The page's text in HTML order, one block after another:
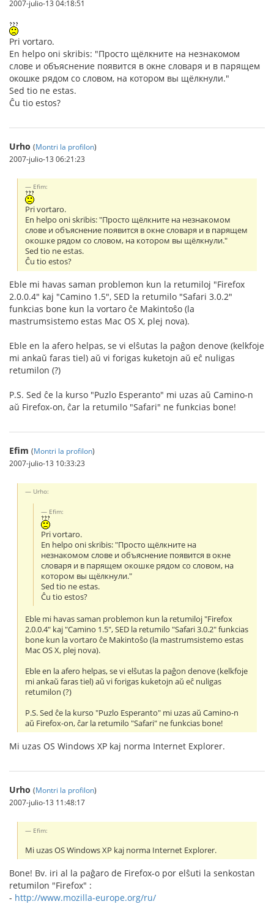
2007-julio-13 04:18:51
Pri vortaro.
En helpo oni skribis: "Просто щёлкните на незнакомом
слове и объяснение появится в окне словаря и в парящем
окошке рядом со словом, на котором вы щёлкнули."
Sed tio ne estas.
Ĉu tio estos?
Urho (Montri la profilon)
2007-julio-13 06:21:23
Efim:
Pri vortaro.
En helpo oni skribis: "Просто щёлкните на незнакомом
слове и объяснение появится в окне словаря и в парящем
окошке рядом со словом, на котором вы щёлкнули."
Sed tio ne estas.
Ĉu tio estos?
Eble mi havas saman problemon kun la retumiloj "Firefox
2.0.0.4" kaj "Camino 1.5", SED la retumilo "Safari 3.0.2"
funkcias bone kun la vortaro ĉe Makintoŝo (la
mastrumsistemo estas Mac OS X, plej nova).
Eble en la afero helpas, se vi elŝutas la paĝon denove (kelkfoje
mi ankaŭ faras tiel) aŭ vi forigas kuketojn aŭ eĉ nuligas
retumilon (?)
P.S. Sed ĉe la kurso "Puzlo Esperanto" mi uzas aŭ Camino-n
aŭ Firefox-on, ĉar la retumilo "Safari" ne funkcias bone!
Efim (Montri la profilon)
2007-julio-13 10:33:23
Urho:
Efim:
Pri vortaro.
En helpo oni skribis: "Просто щёлкните на
незнакомом слове и объяснение появится в окне
словаря и в парящем окошке рядом со словом, на
котором вы щёлкнули."
Sed tio ne estas.
Ĉu tio estos?
Eble mi havas saman problemon kun la retumiloj "Firefox
2.0.0.4" kaj "Camino 1.5", SED la retumilo "Safari 3.0.2" funkcias
bone kun la vortaro ĉe Makintoŝo (la mastrumsistemo estas
Mac OS X, plej nova).
Eble en la afero helpas, se vi elŝutas la paĝon denove (kelkfoje
mi ankaŭ faras tiel) aŭ vi forigas kuketojn aŭ eĉ nuligas
retumilon (?)
P.S. Sed ĉe la kurso "Puzlo Esperanto" mi uzas aŭ Camino-n
aŭ Firefox-on, ĉar la retumilo "Safari" ne funkcias bone!
Mi uzas OS Windows XP kaj norma Internet Explorer.
Urho (Montri la profilon)
2007-julio-13 11:48:17
Efim:
Mi uzas OS Windows XP kaj norma Internet Explorer.
Bone! Bv. iri al la paĝaro de Firefox-o por elŝuti la senkostan
retumilon "Firefox" :
- http://www.mozilla-europe.org/ru/